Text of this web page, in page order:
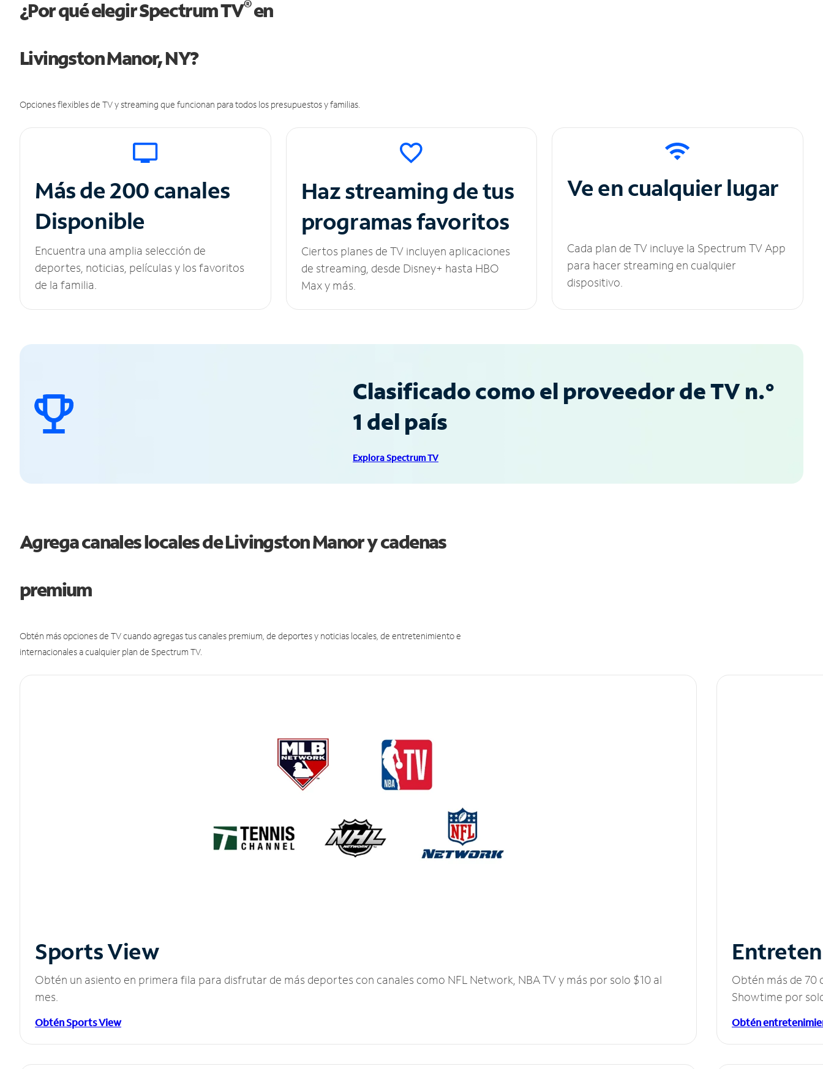
¿Por qué elegir Spectrum TV®en
Livingston Manor, NY?
Opciones flexibles de TV y streaming que funcionan para todos los presupuestos y familias.
Más de 200 canales
Disponible
Encuentra una amplia selección de
deportes, noticias, películas y los favoritos
de la familia.
Haz streaming de tus
programas favoritos
Ciertos planes de TV incluyen aplicaciones
de streaming, desde Disney+ hasta HBO
Max y más.
Ve en cualquier lugar
Cada plan de TV incluye la Spectrum TV App
para hacer streaming en cualquier
dispositivo.
Clasificado como el proveedor de TV n.°
1 del país
Explora Spectrum TV
Agrega canales locales de Livingston Manor y cadenas
premium
Obtén más opciones de TV cuando agregas tus canales premium, de deportes y noticias locales, de entretenimiento e
internacionales a cualquier plan de Spectrum TV.
Sports View
Obtén un asiento en primera fila para disfrutar de más deportes con canales como NFL Network, NBA TV y más por solo $10 al
mes.
Obtén Sports View
Obtén más de 70
Showtime por
Obtén